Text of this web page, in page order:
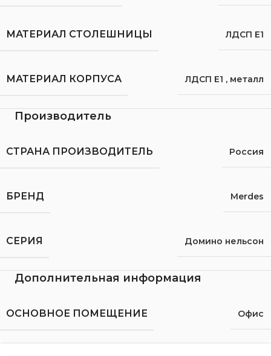
МАТЕРИАЛ СТОЛЕШНИЦЫ ЛДСП Е1
МАТЕРИАЛ КОРПУСА ЛДСП Е1 , металл
Производитель
СТРАНА ПРОИЗВОДИТЕЛЬ Россия
БРЕНД Merdes
СЕРИЯ Домино нельсон
Дополнительная информация
ОСНОВНОЕ ПОМЕЩЕНИЕ Офис